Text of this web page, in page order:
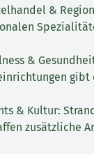
&
&
gibt
& Kultur:
zusätzliche